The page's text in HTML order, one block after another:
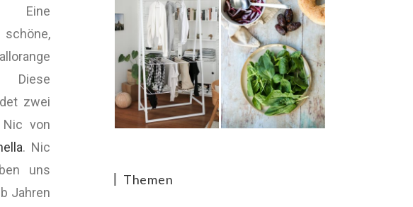
Eine
Diese
zwei
von
. Nic
uns
Jahren
Themen